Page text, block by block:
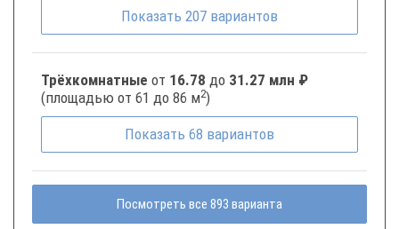
Показать 207 вариантов
Трёхкомнатные от 16.78 до 31.27 млн ₽
(площадью от 61 до 86 м2)
Показать 68 вариантов
Посмотреть все 893 варианта